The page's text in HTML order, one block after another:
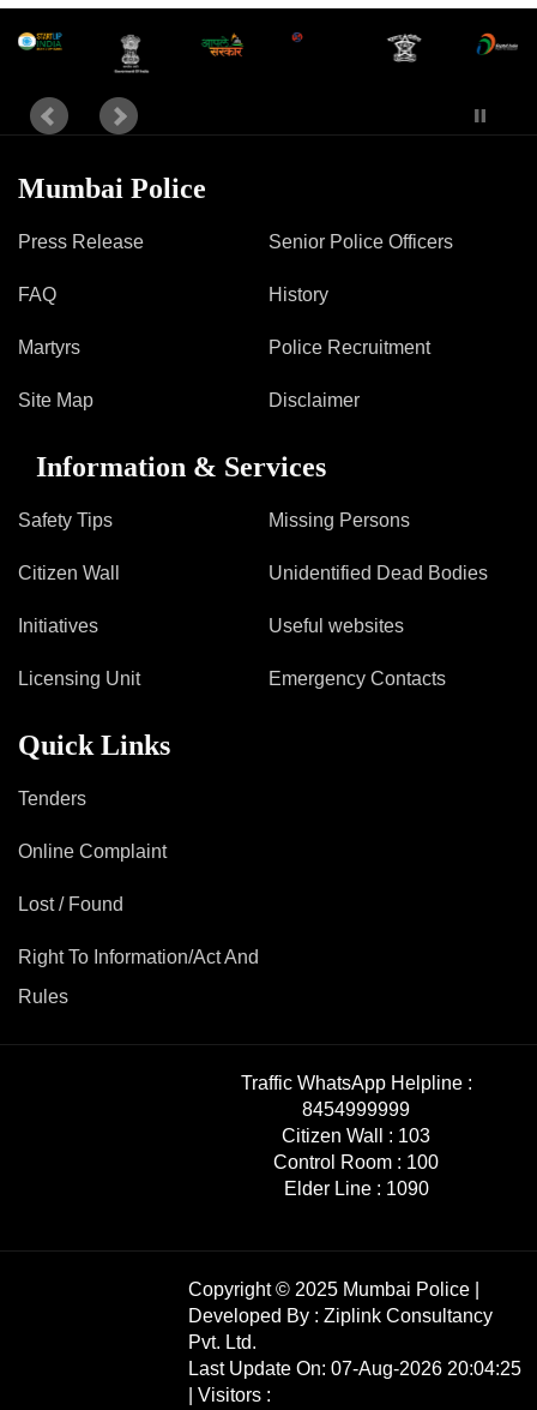
Mumbai Police
Press Release
FAQ
Martyrs
Site Map
Senior Police Officers
History
Police Recruitment
Disclaimer
Information & Services
Safety Tips
Citizen Wall
Initiatives
Licensing Unit
Missing Persons
Unidentified Dead Bodies
Useful websites
Emergency Contacts
Quick Links
Tenders
Online Complaint
Lost / Found
Right To Information/Act And
Rules
Traffic WhatsApp Helpline :
8454999999
Citizen Wall : 103
Control Room : 100
Elder Line : 1090
Copyright © 2025 Mumbai Police |
Developed By : Ziplink Consultancy
Pvt. Ltd.
Last Update On: 07-Aug-2026 20:04:25
| Visitors :